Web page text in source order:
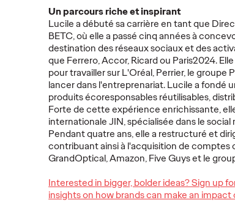
Un parcours riche et inspirant
Lucile a débuté sa carrière en tant que
BETC, où elle a passé cinq années à
destination des réseaux sociaux et des
que Ferrero, Accor, Ricard ou Paris2024.
pour travailler sur L'Oréal, Perrier, le groupe
lancer dans l'entreprenariat. Lucile a fondé
produits écoresponsables réutilisables,
Forte de cette expérience enrichissante,
internationale JIN, spécialisée dans le
Pendant quatre ans, elle a restructuré et
contribuant ainsi à l'acquisition de comptes
GrandOptical, Amazon, Five Guys et le
Interested in bigger, bolder ideas? Sign up
insights on how brands can make an impact
Ogilvy Paris annonce la
nomination d'Azza Ouertani au
poste de Directrice des
Ressources Humaines. HR
Managing Partner depuis
décembre 2022, elle prend…
→
Ruben
du
Paris. Fort
diversifié
Plus→
LIRE LIRE
la